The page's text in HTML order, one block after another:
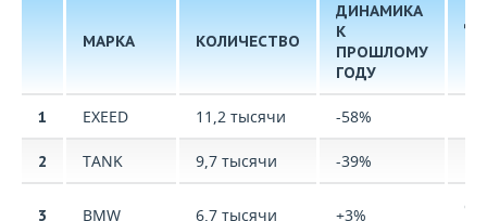
МАРКА КОЛИЧЕСТВО
ДИНАМИКА
К
ПРОШЛОМУ
ГОДУ
1 EXEED 11,2 тысячи -58%
2 TANK 9,7 тысячи -39%
3 BMW 6,7 тысячи +3%